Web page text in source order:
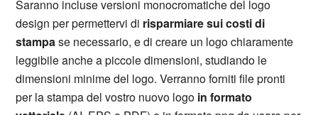
Saranno incluse versioni monocromatiche del logo
design per permettervi di risparmiare sui costi di
stampase necessario, e di creare un logo chiaramente
leggibile anche a piccole dimensioni, studiando le
dimensioni minime del logo. Verranno forniti file pronti
per la stampa del vostro nuovo logo in formato